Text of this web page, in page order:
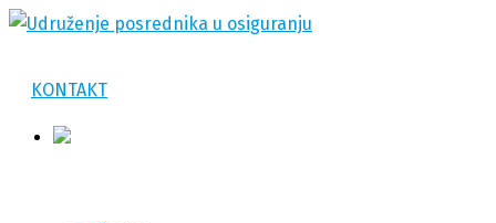
KONTAKT